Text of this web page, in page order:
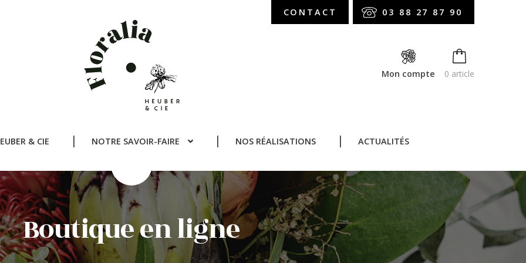
Mon compte 0 article
& CIE NOTRE SAVOIR-FAIRE NOS RÉALISATIONS ACTUALITÉS
CONTACT 03 88 27 87 90
Boutique en ligne